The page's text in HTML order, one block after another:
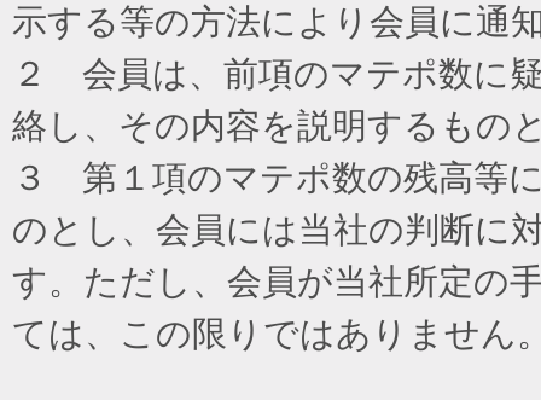
示する等の方法により会員に通
２ 会員は、前項のマテポ数に
絡し、その内容を説明するもの
３ 第１項のマテポ数の残高等
のとし、会員には当社の判断に
す。ただし、会員が当社所定の
ては、この限りではありません